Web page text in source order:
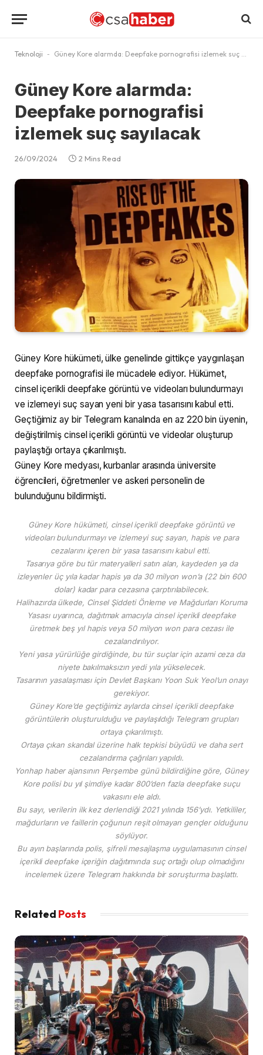
Teknoloji - Güney Kore alarmda: Deepfake pornografisi izlemek suç sayılacak
Güney Kore alarmda:
Deepfake pornografisi
izlemek suç sayılacak
26/09/2024 2 Mins Read
Güney Kore hükümeti, ülke genelinde gittikçe yaygınlaşan
deepfake pornografisi ile mücadele ediyor. Hükümet,
cinsel içerikli deepfake görüntü ve videoları bulundurmayı
ve izlemeyi suç sayan yeni bir yasa tasarısını kabul etti.
Geçtiğimiz ay bir Telegram kanalında en az 220 bin üyenin,
değiştirilmiş cinsel içerikli görüntü ve videolar oluşturup
paylaştığı ortaya çıkarılmıştı.
Güney Kore medyası, kurbanlar arasında üniversite
öğrencileri, öğretmenler ve askeri personelin de
bulunduğunu bildirmişti.
Güney Kore hükümeti, cinsel içerikli deepfake görüntü ve
videoları bulundurmayı ve izlemeyi suç sayan, hapis ve para
cezalarını içeren bir yasa tasarısını kabul etti.
Tasarıya göre bu tür materyalleri satın alan, kaydeden ya da
izleyenler üç yıla kadar hapis ya da 30 milyon won’a (22 bin 600
dolar) kadar para cezasına çarptırılabilecek.
Halihazırda ülkede, Cinsel Şiddeti Önleme ve Mağdurları Koruma
Yasası uyarınca, dağıtmak amacıyla cinsel içerikli deepfake
üretmek beş yıl hapis veya 50 milyon won para cezası ile
cezalandırılıyor.
Yeni yasa yürürlüğe girdiğinde, bu tür suçlar için azami ceza da
niyete bakılmaksızın yedi yıla yükselecek.
Tasarının yasalaşması için Devlet Başkanı Yoon Suk Yeol’un onayı
gerekiyor.
Güney Kore’de geçtiğimiz aylarda cinsel içerikli deepfake
görüntülerin oluşturulduğu ve paylaşıldığı Telegram grupları
ortaya çıkarılmıştı.
Ortaya çıkan skandal üzerine halk tepkisi büyüdü ve daha sert
cezalandırma çağrıları yapıldı.
Yonhap haber ajansının Perşembe günü bildirdiğine göre, Güney
Kore polisi bu yıl şimdiye kadar 800’den fazla deepfake suçu
vakasını ele aldı.
Bu sayı, verilerin ilk kez derlendiği 2021 yılında 156’ydı. Yetkililer,
mağdurların ve faillerin çoğunun reşit olmayan gençler olduğunu
söylüyor.
Bu ayın başlarında polis, şifreli mesajlaşma uygulamasının cinsel
içerikli deepfake içeriğin dağıtımında suç ortağı olup olmadığını
incelemek üzere Telegram hakkında bir soruşturma başlattı.
Related Posts